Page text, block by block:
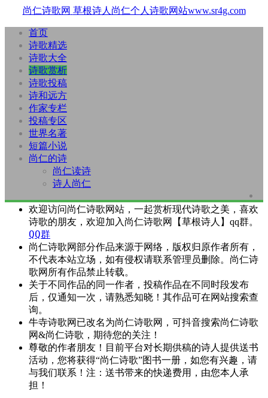
尚仁诗歌网 草根诗人尚仁个人诗歌网站www.sr4g.com
首页
诗歌精选
诗歌大全
诗歌赏析
诗歌投稿
诗和远方
作家专栏
投稿专区
世界名著
短篇小说
尚仁的诗
尚仁读诗
诗人尚仁
欢迎访问尚仁诗歌网站，一起赏析现代诗歌之美，喜欢
诗歌的朋友，欢迎加入尚仁诗歌网【草根诗人】qq群。
QQ群
尚仁诗歌网部分作品来源于网络，版权归原作者所有，
不代表本站立场，如有侵权请联系管理员删除。尚仁诗
歌网所有作品禁止转载。
关于不同作品的同一作者，投稿作品在不同时段发布
后，仅通知一次，请熟悉知晓！其作品可在网站搜索查
询。
牛寺诗歌网已改名为尚仁诗歌网，可抖音搜索尚仁诗歌
网&尚仁诗歌，期待您的关注！
尊敬的作者朋友！目前平台对长期供稿的诗人提供送书
活动，您将获得“尚仁诗歌”图书一册，如您有兴趣，请
与我们联系！注：送书带来的快递费用，由您本人承
担！